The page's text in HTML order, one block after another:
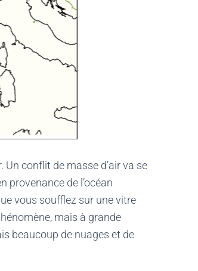
conflit de masse d’air va se
provenance de l’océan
vous soufflez sur une vitre
mais à grande
beaucoup de nuages et de